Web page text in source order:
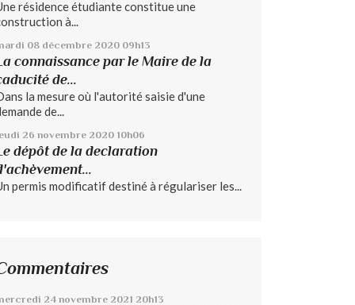
résidence étudiante constitue une
à...
08 décembre 2020 09h13
connaissance par le Maire de la
de...
la mesure où l'autorité saisie d'une
de...
26 novembre 2020 10h06
dépôt de la declaration
permis modificatif destiné à régulariser les...
24 novembre 2021 20h13